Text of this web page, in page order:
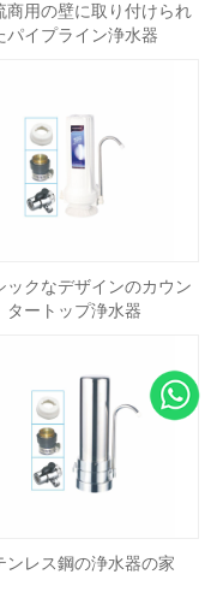
商用の壁に取り付けられ
パイプライン浄水器
ックなデザインのカウン
タートップ浄水器
ンレス鋼の浄水器の家